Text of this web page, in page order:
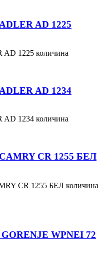
AD 1225
1225 количина
AD 1234
1234 количина
CR 1255 БЕЛ
CR 1255 БЕЛ количина
WPNEI 72